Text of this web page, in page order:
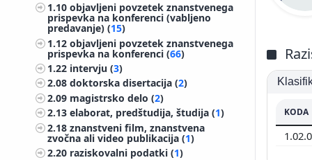
1.10objavljeni povzetek znanstvenega
prispevka na konferenci (vabljeno
predavanje) (15)
1.12objavljeni povzetek znanstvenega
prispevka na konferenci (66)
1.22 intervju (3)
2.08doktorska disertacija (2)
2.09 magistrsko delo (2)
2.13elaborat, predštudija, študija (1)
2.18znanstveni film, znanstvena
zvočna ali video publikacija (1)
2.20 raziskovalni podatki (1)
KODA